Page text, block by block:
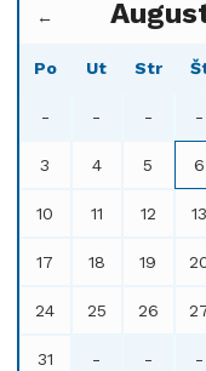
←
Po Ut Str
- - - -
3 4 5 6
10 11 12 13
17 18 19
24 25 26
31 - - -